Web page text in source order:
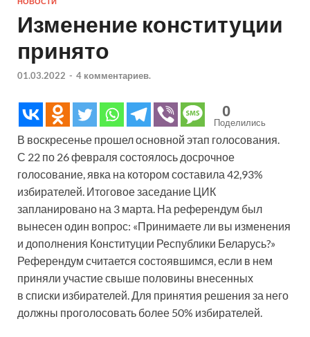
Изменение конституции
принято
01.03.2022 - 4 комментариев.
0
Поделились
В воскресенье прошел основной этап голосования.
С 22 по 26 февраля состоялось досрочное
голосование, явка на котором составила 42,93%
избирателей. Итоговое заседание ЦИК
запланировано на 3 марта. На референдум был
вынесен один вопрос: «Принимаете ли вы изменения
и дополнения Конституции Республики Беларусь?»
Референдум считается состоявшимся, если в нем
приняли участие свыше половины внесенных
в списки избирателей. Для принятия решения за него
должны проголосовать более 50% избирателей.